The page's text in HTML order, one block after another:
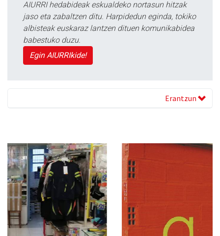
AIURRI hedabideak eskualdeko nortasun hitzak
jaso eta zabaltzen ditu. Harpidedun eginda, tokiko
albisteak euskaraz lantzen dituen komunikabidea
babestuko duzu.
Egin AIURRIkide!
Erantzun